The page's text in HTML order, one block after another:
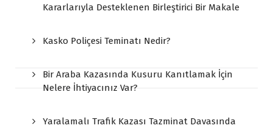
Kararlarıyla Desteklenen Birleştirici Bir Makale
Kasko Poliçesi Teminatı Nedir?
Bir Araba Kazasında Kusuru Kanıtlamak İçin
Nelere İhtiyacınız Var?
Yaralamalı Trafik Kazası Tazminat Davasında